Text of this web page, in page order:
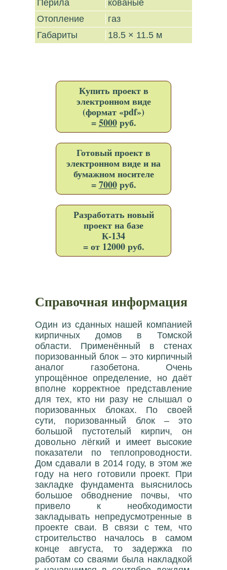
Перила
кованые
Отопление
газ
Габариты
18.5 × 11.5 м
Купить проект в
электронном виде
(формат «pdf»)
=5000руб.
Готовый проект в
электронном виде и на
бумажном носителе
=7000руб.
Разработать новый
проект на базе
К-134
= от 12000 руб.
Справочная информация
Один из сданных нашей компанией
кирпичных домов в Томской
области. Применённый в стенах
поризованный блок – это кирпичный
аналог газобетона. Очень
упрощённое определение, но даёт
вполне корректное представление
для тех, кто ни разу не слышал о
поризованных блоках. По своей
сути, поризованный блок – это
большой пустотелый кирпич, он
довольно лёгкий и имеет высокие
показатели по теплопроводности.
Дом сдавали в 2014 году, в этом же
году на него готовили проект. При
закладке фундамента выяснилось
большое обводнение почвы, что
привело к необходимости
закладывать непредусмотренные в
проекте сваи. В связи с тем, что
строительство началось в самом
конце августа, то задержка по
работам со сваями была накладкой